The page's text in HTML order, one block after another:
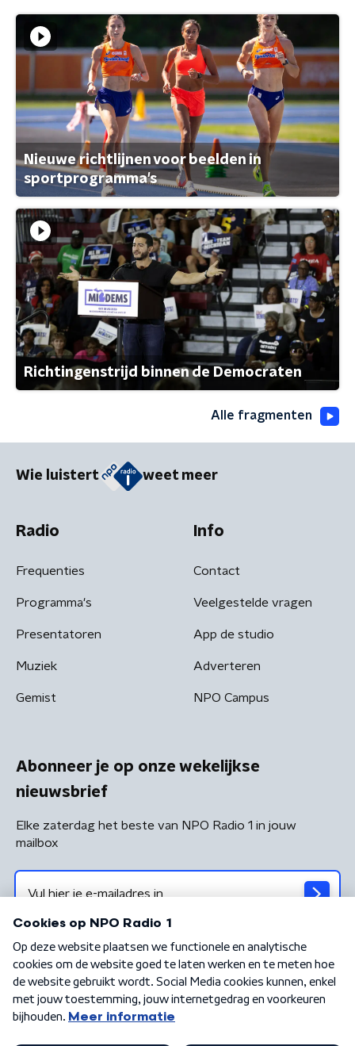
Nieuwe richtlijnen voor beelden in
sportprogramma's
Richtingenstrijd binnen de Democraten
Alle fragmenten
Wie luistert weet meer
Radio
Frequenties
Programma's
Presentatoren
Muziek
Gemist
Info
Contact
Veelgestelde vragen
App de studio
Adverteren
NPO Campus
Abonneer je op onze wekelijkse
nieuwsbrief
Elke zaterdag het beste van NPO Radio 1 in jouw
mailbox
Algemene voorwaarden